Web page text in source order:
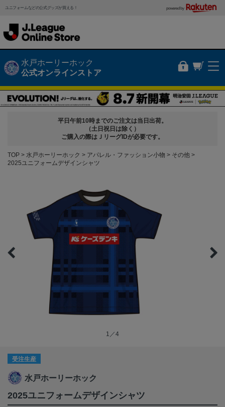
ユニフォームなどの公式グッズが買える！ powered by
水戸ホーリーホック
公式オンラインストア
平日午前10時までのご注文は当日出荷。
（土日祝日は除く）
ご購入の際はＪリーグIDが必要です。
TOP 水戸ホーリーホック アパレル・ファッション小物
その他
2025ユニフォームデザインシャツ
1／4
受注生産
水戸ホーリーホック
2025ユニフォームデザインシャツ